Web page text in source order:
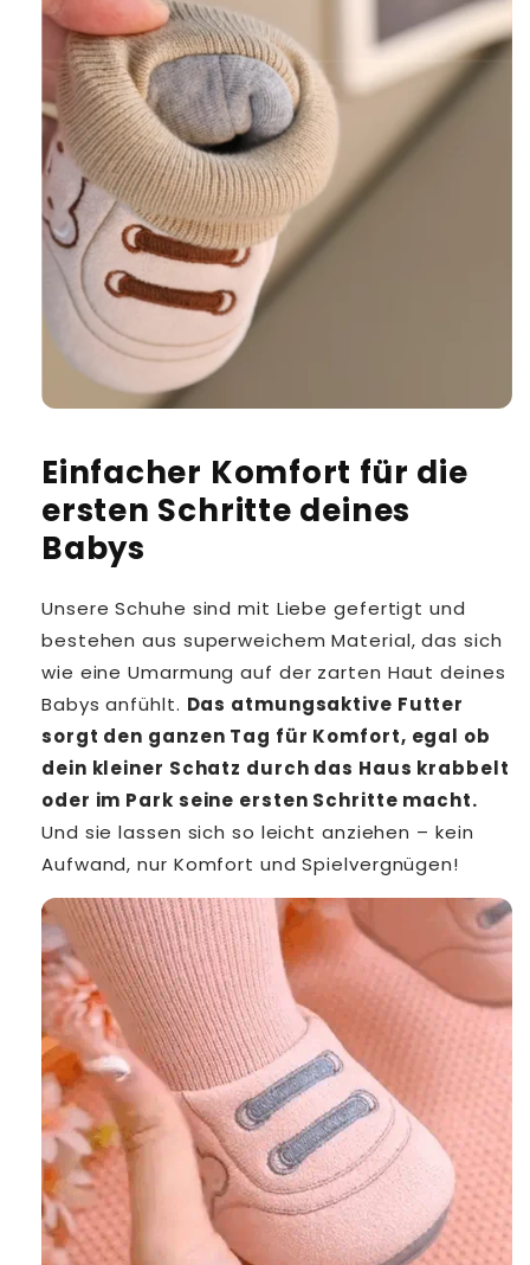
Einfacher Komfort für die
ersten Schritte deines
Babys
Unsere Schuhe sind mit Liebe gefertigt und
bestehen aus superweichem Material, das sich
wie eine Umarmung auf der zarten Haut deines
Babys anfühlt. Das atmungsaktive Futter
sorgt den ganzen Tag für Komfort, egal ob
dein kleiner Schatz durch das Haus krabbelt
oder im Park seine ersten Schritte macht.
Und sie lassen sich so leicht anziehen – kein
Aufwand, nur Komfort und Spielvergnügen!